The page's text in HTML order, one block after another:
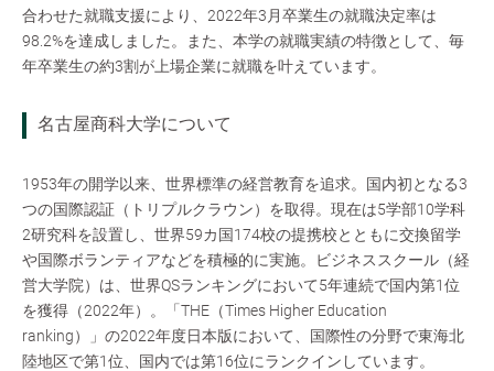
合わせた就職支援により、2022年3月卒業生の就職決定率は
98.2%を達成しました。また、本学の就職実績の特徴として、毎
年卒業生の約3割が上場企業に就職を叶えています。
名古屋商科大学について
1953年の開学以来、世界標準の経営教育を追求。国内初となる3
つの国際認証（トリプルクラウン）を取得。現在は5学部10学科
2研究科を設置し、世界59カ国174校の提携校とともに交換留学
や国際ボランティアなどを積極的に実施。ビジネススクール（経
営大学院）は、世界QSランキングにおいて5年連続で国内第1位
を獲得（2022年）。「THE（Times Higher Education
ranking）」の2022年度日本版において、国際性の分野で東海北
陸地区で第1位、国内では第16位にランクインしています。